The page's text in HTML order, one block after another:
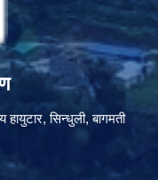
हायुटार, सिन्धुली, बागमती